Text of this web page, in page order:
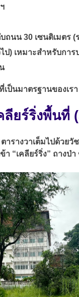
ถนน 30 เซนติเมตร
ป) เหมาะสำหรับกา
ป็นมาตรฐานของเ
ลียร์ริ่งพื้นที่
ารางวาเต็มไปด้วย
ข้า “เคลียร์ริ่ง” ถ